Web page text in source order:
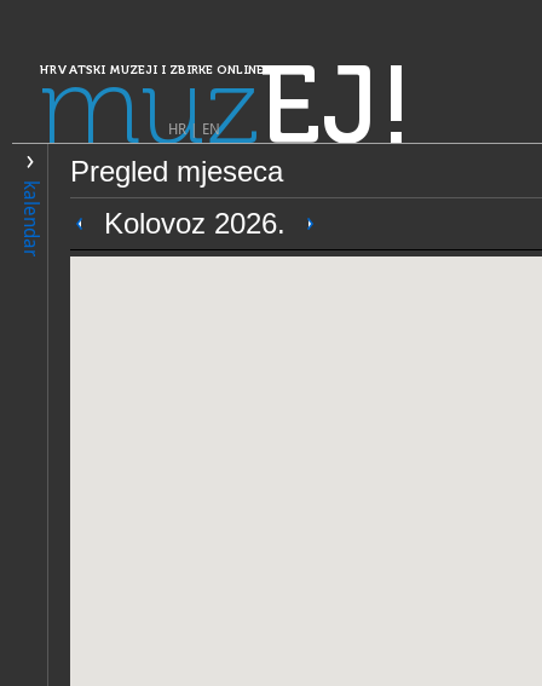
HRVATSKI MUZEJI I ZBIRKE ONLINE
muzEJ!
HR| EN
kalendar
Pregled mjeseca
Kolovoz 2026.
PRETRAŽIVANJE
Dalmacija
Opatska riznica sv. Marka